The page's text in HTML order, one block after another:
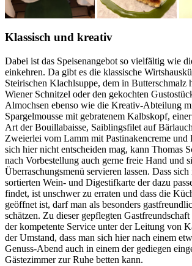
Klassisch und kreativ
Dabei ist das Speisenangebot so vielfältig wie
einkehren. Da gibt es die klassische
Steirischen Klachlsuppe, dem in Butterschmalz
Wiener Schnitzel oder den gekochten
Almochsen ebenso wie die Kreativ-Abteilung
Spargelmousse mit gebratenem Kalbskopf,
Art der Bouillabaisse, Saiblingsfilet auf
Zweierlei vom Lamm mit Pastinakencreme und
sich hier nicht entscheiden mag, kann Thomas
nach Vorbestellung auch gerne freie Hand und
Überraschungsmenü servieren lassen. Dass sich
sortierten Wein- und Digestifkarte der dazu
findet, ist unschwer zu erraten und dass die
geöffnet ist, darf man als besonders
schätzen. Zu dieser gepflegten Gastfreundschaft
der kompetente Service unter der Leitung von
der Umstand, dass man sich hier nach einem
Genuss-Abend auch in einem der gediegen
Gästezimmer zur Ruhe betten kann.